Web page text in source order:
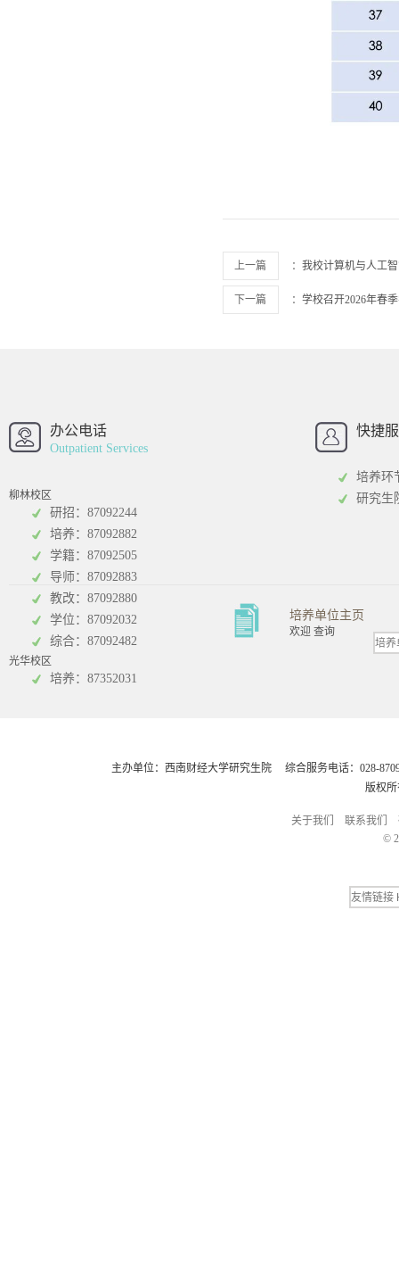
上一篇 ： 我校计算机与人工
下一篇 ： 学校召开2026年春
招办
工商管理学院
办公电话
Outpatient Services
柳林校区
研招：87092244
培养：87092882
学籍：87092505
导师：87092883
教改：87092880
学位：87092032
综合：87092482
光华校区
培养：87352031
快捷
培养环
研究生
培养单位主页
欢迎 查询
主办单位：西南财经大学研究生院 综合服务电话：028-
版权
关于我们 联系我们
©